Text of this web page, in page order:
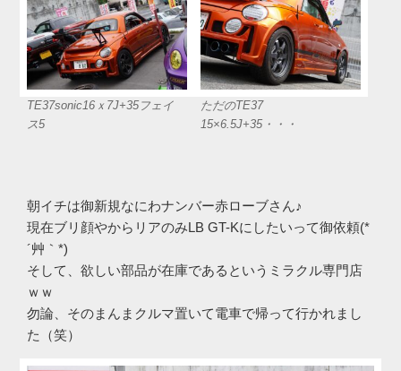
TE37sonic16ｘ7J+35フェイ
ス5
ただのTE37
15×6.5J+35・・・
朝イチは御新規なにわナンバー赤ローブさん♪
現在ブリ顔やからリアのみLB GT-Kにしたいって御依頼(*
´艸｀*)
そして、欲しい部品が在庫であるというミラクル専門店
ｗｗ
勿論、そのまんまクルマ置いて電車で帰って行かれまし
た（笑）